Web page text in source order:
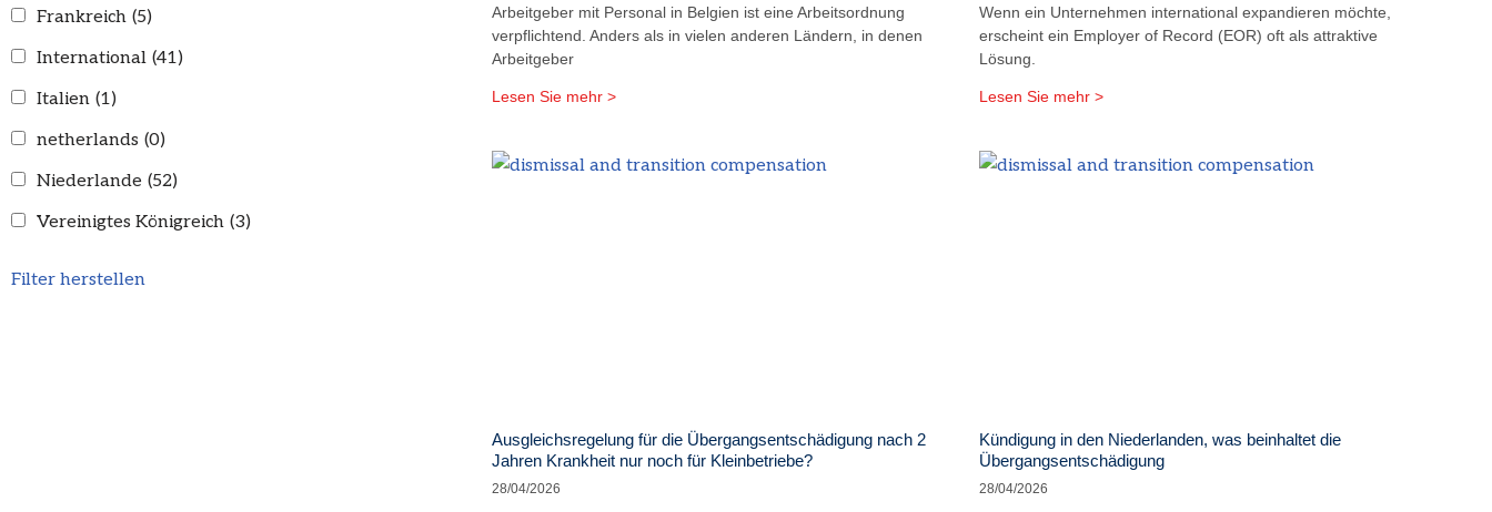
Frankreich (5)
International (41)
Italien (1)
netherlands (0)
Niederlande (52)
Vereinigtes Königreich (3)
Filter herstellen
Arbeitgeber mit Personal in Belgien ist eine Arbeitsordnung
verpflichtend. Anders als in vielen anderen Ländern, in denen
Arbeitgeber
Lesen Sie mehr >
Wenn ein Unternehmen international expandieren möchte,
erscheint ein Employer of Record (EOR) oft als attraktive
Lösung.
Lesen Sie mehr >
Ausgleichsregelung für die Übergangsentschädigung nach 2
Jahren Krankheit nur noch für Kleinbetriebe?
28/04/2026
Kündigung in den Niederlanden, was beinhaltet die
Übergangsentschädigung
28/04/2026